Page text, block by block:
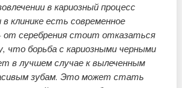
в кариозный процесс
клинике есть современное
от серебрения стоит отказаться
что борьба с кариозными черными
в лучшем случае к вылеченным
зубам. Это может стать